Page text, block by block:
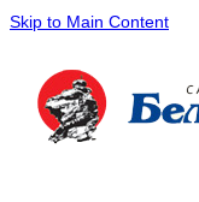
Skip to Main Content